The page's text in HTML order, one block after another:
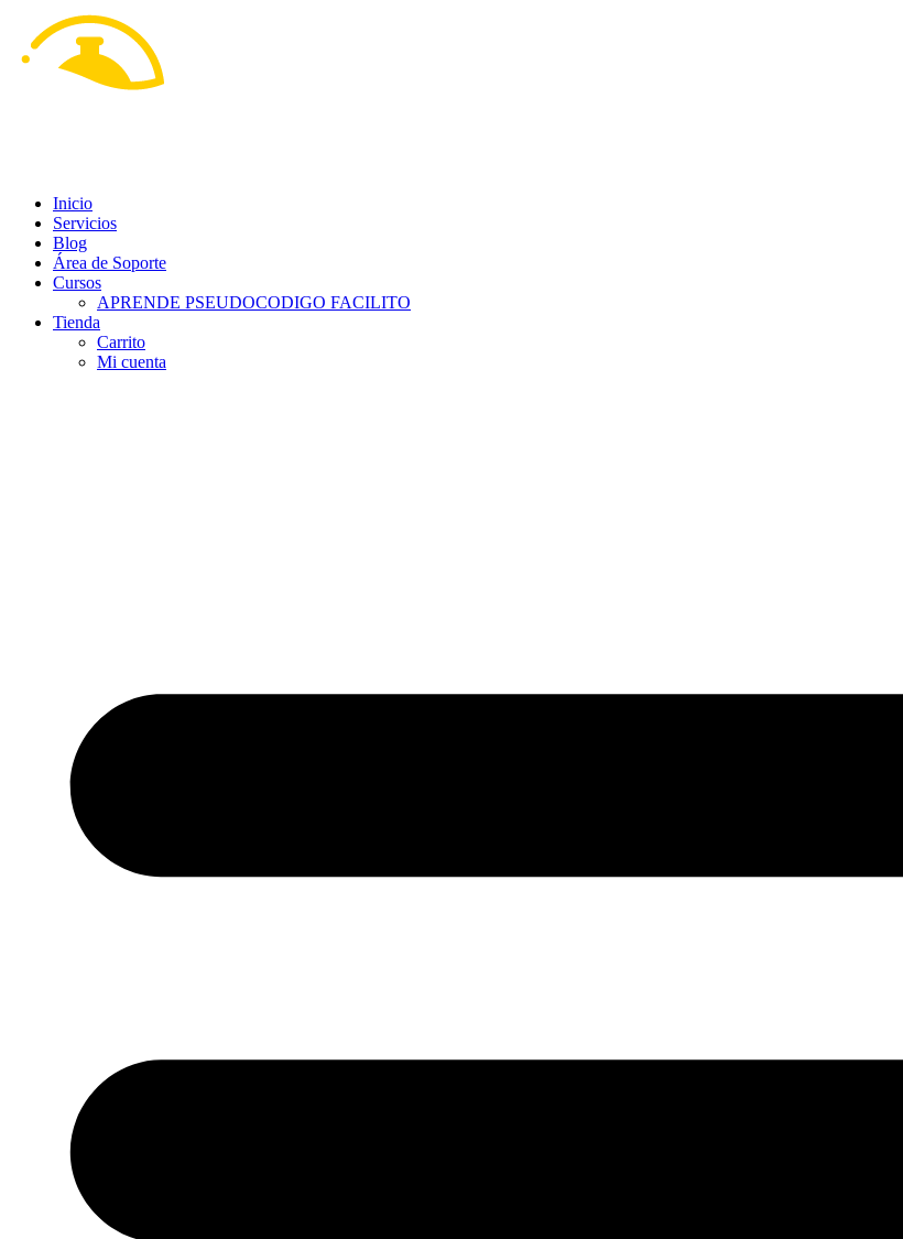
contenido
Inicio
Servicios
Blog
Área de Soporte
Cursos
APRENDE PSEUDOCODIGO FACILITO
Tienda
Carrito
Mi cuenta